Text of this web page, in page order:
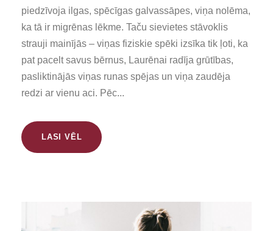
piedzīvoja ilgas, spēcīgas galvassāpes, viņa nolēma,
ka tā ir migrēnas lēkme. Taču sievietes stāvoklis
strauji mainījās – viņas fiziskie spēki izsīka tik ļoti, ka
pat pacelt savus bērnus, Laurēnai radīja grūtības,
pasliktinājās viņas runas spējas un viņa zaudēja
redzi ar vienu aci. Pēc...
LASI VĒL